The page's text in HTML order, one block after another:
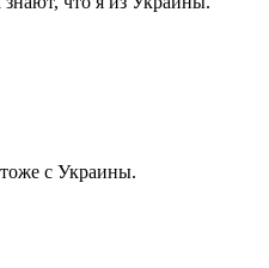
с Украины.